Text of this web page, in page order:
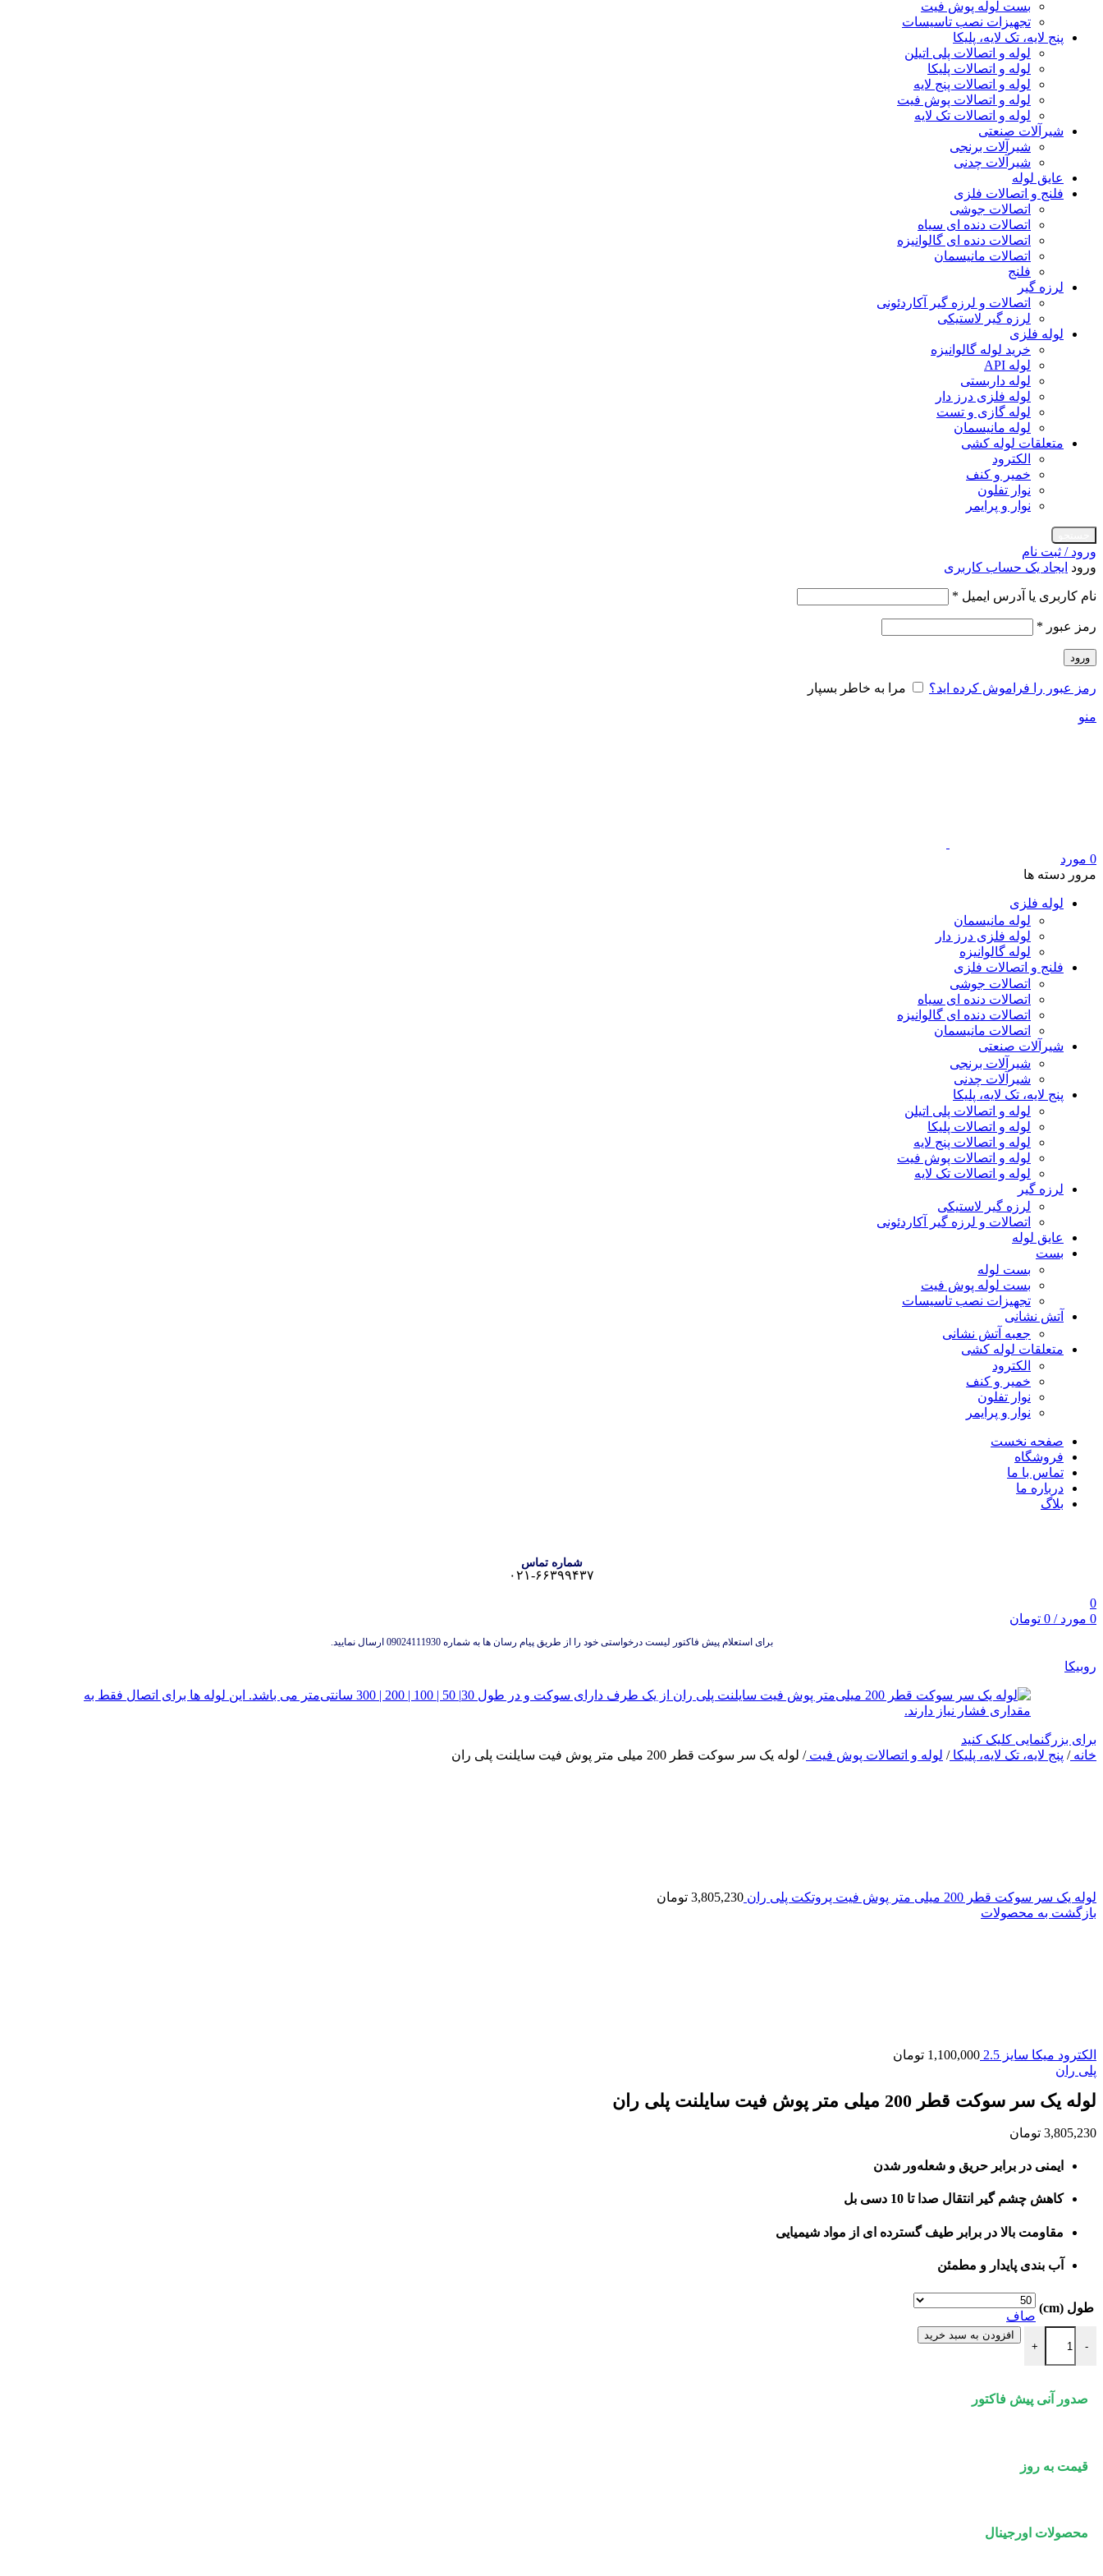
بست لوله پوش فیت
تجهیزات نصب تاسیسات
پنج لایه، تک لایه، پلیکا
لوله و اتصالات پلی اتیلن
لوله و اتصالات پلیکا
لوله و اتصالات پنج لایه
لوله و اتصالات پوش فیت
لوله و اتصالات تک لایه
شیرآلات صنعتی
شیرآلات برنجی
شیرآلات چدنی
عایق لوله
فلنج و اتصالات فلزی
اتصالات جوشی
اتصالات دنده ای سیاه
اتصالات دنده ای گالوانیزه
اتصالات مانیسمان
فلنج
لرزه گیر
اتصالات و لرزه گیر آکاردئونی
لرزه گیر لاستیکی
لوله فلزی
خرید لوله گالوانیزه
لوله API
لوله داربستی
لوله فلزی درز دار
لوله گازی و تست
لوله مانیسمان
متعلقات لوله کشی
الکترود
خمیر و کنف
نوار تفلون
نوار و پرایمر
ورود / ثبت نام
ورود ایجاد یک حساب کاربری
نام کاربری یا آدرس ایمیل *
رمز عبور *
ورود
رمز عبور را فراموش کرده اید؟ مرا به خاطر بسپار
منو
0 مورد
مرور دسته ها
لوله فلزی
لوله مانیسمان
لوله فلزی درز دار
لوله گالوانیزه
فلنج و اتصالات فلزی
اتصالات جوشی
اتصالات دنده ای سیاه
اتصالات دنده ای گالوانیزه
اتصالات مانیسمان
شیرآلات صنعتی
شیرآلات برنجی
شیرآلات چدنی
پنج لایه، تک لایه، پلیکا
لوله و اتصالات پلی اتیلن
لوله و اتصالات پلیکا
لوله و اتصالات پنج لایه
لوله و اتصالات پوش فیت
لوله و اتصالات تک لایه
لرزه گیر
لرزه گیر لاستیکی
اتصالات و لرزه گیر آکاردئونی
عایق لوله
بست
بست لوله
بست لوله پوش فیت
تجهیزات نصب تاسیسات
آتش نشانی
جعبه آتش نشانی
متعلقات لوله کشی
الکترود
خمیر و کنف
نوار تفلون
نوار و پرایمر
صفحه نخست
فروشگاه
تماس با ما
درباره ما
بلاگ
شماره تماس
۰۲۱-۶۶۳۹۹۴۳۷
0
0 مورد /
0 تومان
برای استعلام پیش فاکتور لیست درخواستی خود را از طریق پیام رسان ها به شماره 09024111930 ارسال نمایید.
روبیکا
برای بزرگنمایی کلیک کنید
خانه/ پنج لایه، تک لایه، پلیکا/ لوله و اتصالات پوش فیت/ لوله یک سر سوکت قطر 200 میلی متر پوش فیت سایلنت پلی ران
لوله یک سر سوکت قطر 200 میلی متر پوش فیت پروتکت پلی ران 3,805,230 تومان
بازگشت به محصولات
الکترود میکا سایز 2.5 1,100,000 تومان
پلی ران
لوله یک سر سوکت قطر 200 میلی متر پوش فیت سایلنت پلی ران
3,805,230 تومان
ایمنی در برابر حریق و شعله‌ور شدن
کاهش چشم گیر انتقال صدا تا 10 دسی بل
مقاومت بالا در برابر طیف گسترده ای از مواد شیمیایی
آب بندی پایدار و مطمئن
طول (cm)
صاف
-
لوله یک سر سوکت قطر 200 میلی متر پوش فیت سایلنت پلی ران عدد
+
افزودن به سبد خرید
صدور آنی پیش فاکتور
قیمت به روز
محصولات اورجینال